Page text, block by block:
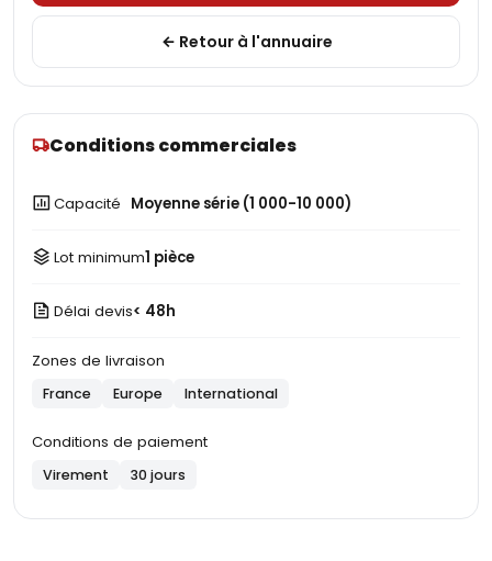
Retour à l'annuaire
Conditions commerciales
Capacité Moyenne série (1 000-10 000)
Lot minimum1 pièce
Délai devis< 48h
Zones de livraison
France Europe International
Conditions de paiement
Virement 30 jours